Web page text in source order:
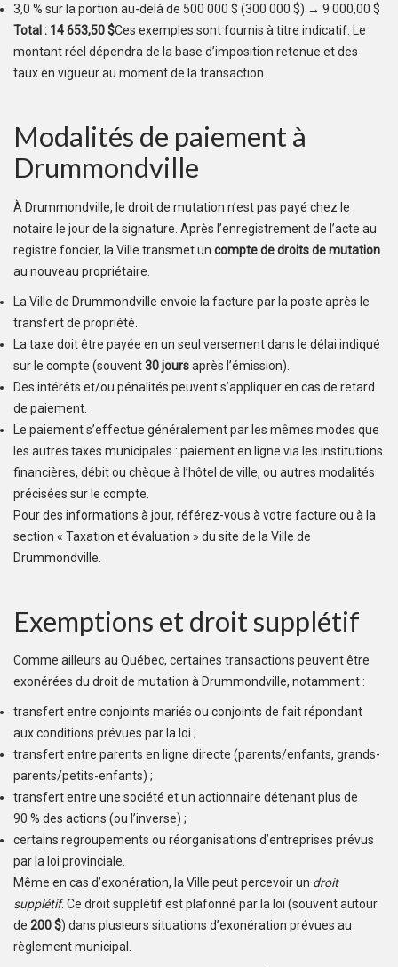
3,0 % sur la portion au-delà de 500 000 $ (300 000 $) → 9 000,00 $
Total : 14 653,50 $Ces exemples sont fournis à titre indicatif. Le
montant réel dépendra de la base d’imposition retenue et des
taux en vigueur au moment de la transaction.
Modalités de paiement à
Drummondville
À Drummondville, le droit de mutation n’est pas payé chez le
notaire le jour de la signature. Après l’enregistrement de l’acte au
registre foncier, la Ville transmet un compte de droits de mutation
au nouveau propriétaire.
La Ville de Drummondville envoie la facture par la poste après le
transfert de propriété.
La taxe doit être payée en un seul versement dans le délai indiqué
sur le compte (souvent30 joursaprès l’émission).
Des intérêts et/ou pénalités peuvent s’appliquer en cas de retard
de paiement.
Le paiement s’effectue généralement par les mêmes modes que
les autres taxes municipales : paiement en ligne via les institutions
financières, débit ou chèque à l’hôtel de ville, ou autres modalités
précisées sur le compte.
Pour des informations à jour, référez-vous à votre facture ou à la
section « Taxation et évaluation » du site de la Ville de
Drummondville.
Exemptions et droit supplétif
Comme ailleurs au Québec, certaines transactions peuvent être
exonérées du droit de mutation à Drummondville, notamment :
transfert entre conjoints mariés ou conjoints de fait répondant
aux conditions prévues par la loi ;
transfert entre parents en ligne directe (parents/enfants, grands-
parents/petits-enfants) ;
transfert entre une société et un actionnaire détenant plus de
90 % des actions (ou l’inverse) ;
certains regroupements ou réorganisations d’entreprises prévus
par la loi provinciale.
Même en cas d’exonération, la Ville peut percevoir un droit
supplétif. Ce droit supplétif est plafonné par la loi (souvent autour
de 200 $) dans plusieurs situations d’exonération prévues au
règlement municipal.